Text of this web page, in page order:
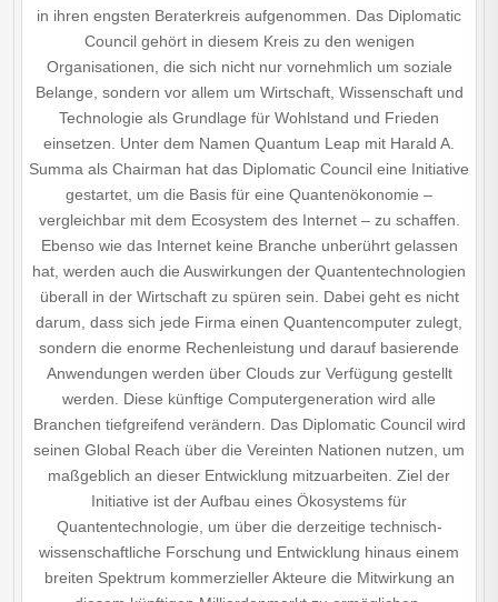
in ihren engsten Beraterkreis aufgenommen. Das Diplomatic
Council gehört in diesem Kreis zu den wenigen
Organisationen, die sich nicht nur vornehmlich um soziale
Belange, sondern vor allem um Wirtschaft, Wissenschaft und
Technologie als Grundlage für Wohlstand und Frieden
einsetzen. Unter dem Namen Quantum Leap mit Harald A.
Summa als Chairman hat das Diplomatic Council eine Initiative
gestartet, um die Basis für eine Quantenökonomie –
vergleichbar mit dem Ecosystem des Internet – zu schaffen.
Ebenso wie das Internet keine Branche unberührt gelassen
hat, werden auch die Auswirkungen der Quantentechnologien
überall in der Wirtschaft zu spüren sein. Dabei geht es nicht
darum, dass sich jede Firma einen Quantencomputer zulegt,
sondern die enorme Rechen­leistung und darauf basierende
Anwendungen werden über Clouds zur Verfügung gestellt
werden. Diese künftige Computer­generation wird alle
Branchen tiefgreifend verändern. Das Diplomatic Council wird
seinen Global Reach über die Vereinten Nationen nutzen, um
maßgeblich an dieser Entwicklung mitzuarbeiten. Ziel der
Initiative ist der Aufbau eines Ökosystems für
Quantentechnologie, um über die derzeitige technisch-
wissenschaftliche Forschung und Entwicklung hinaus einem
breiten Spektrum kommerzieller Akteure die Mitwirkung an